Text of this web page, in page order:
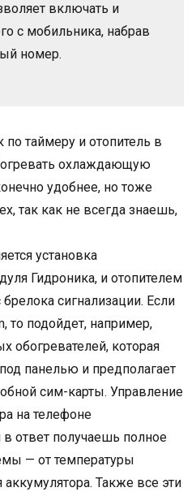
включать и
с мобильника, набрав
номер.
по таймеру и отопитель в
охлаждающую
удобнее, но тоже
так как не всегда знаешь,
установка
Гидроника, и отопителем
сигнализации. Если
то подойдет, например,
обогревателей, которая
панелью и предполагает
сим-карты. Управление
на телефоне
ответ получаешь полное
— от температуры
Также все эти